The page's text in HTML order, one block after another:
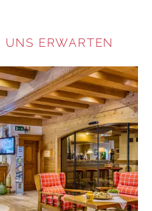
ERWARTEN